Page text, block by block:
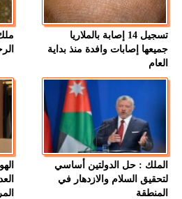
تسجيل 14 إصابة بالملاريا
جميعها إصابات وافدة منذ بداية
العام
الملك : حل الدولتين أساسي
لتحقيق السلام والازدهار في
المنطقة